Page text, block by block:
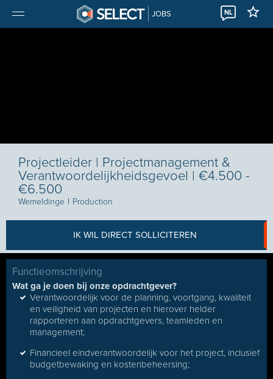
JOBS NL
Projectleider | Projectmanagement &
Verantwoordelijkheidsgevoel | €4.500 -
€6.500
Wemeldinge I Production
IK WIL DIRECT SOLLICITEREN
Functieomschrijving
Wat ga je doen bij onze opdrachtgever?
Verantwoordelijk voor de planning, voortgang, kwaliteit
en veiligheid van projecten en hierover helder
rapporteren aan opdrachtgevers, teamleden en
management;
Financieel eindverantwoordelijk voor het project, inclusief
budgetbewaking en kostenbeheersing;